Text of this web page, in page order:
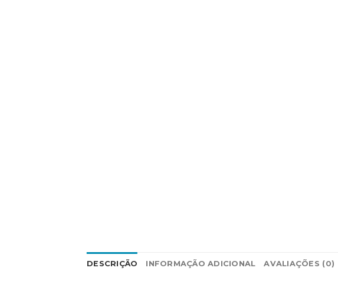
DESCRIÇÃO INFORMAÇÃO ADICIONAL AVALIAÇÕES (0)